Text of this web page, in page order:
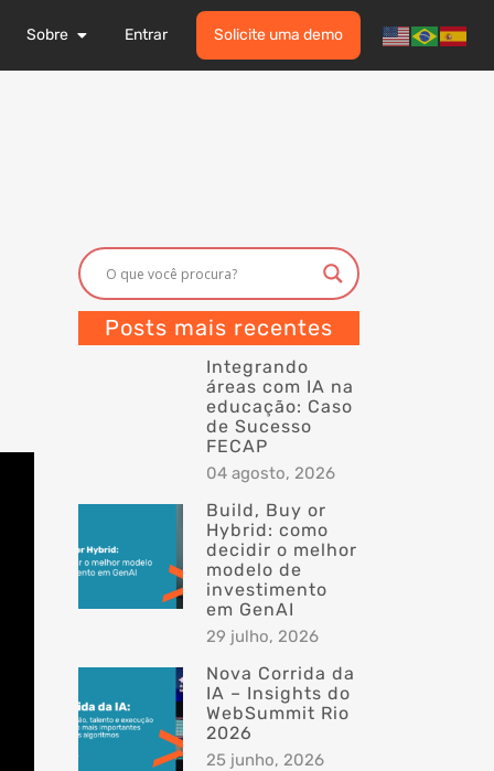
Sobre Entrar Solicite uma demo
Posts mais recentes
Integrando
áreas com IA na
educação: Caso
de Sucesso
FECAP
04 agosto, 2026
Build, Buy or
Hybrid: como
decidir o melhor
modelo de
investimento
em GenAI
29 julho, 2026
Nova Corrida da
IA – Insights do
WebSummit Rio
2026
25 junho, 2026